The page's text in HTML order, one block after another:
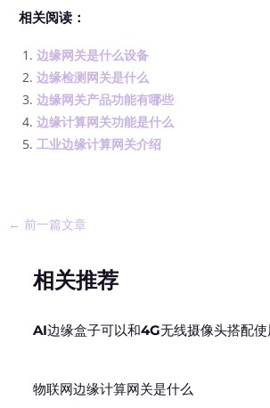
相关阅读：
边缘网关是什么设备
边缘检测网关是什么
边缘网关产品功能有哪些
边缘计算网关功能是什么
工业边缘计算网关介绍
← 前一篇文章
相关推荐
AI边缘盒子可以和4G无线摄像头搭配使
物联网边缘计算网关是什么